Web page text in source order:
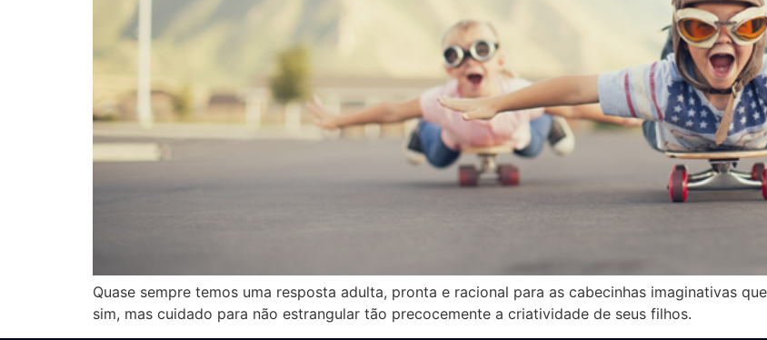
Quase sempre temos uma resposta adulta, pronta e racional para as cabecinhas imaginativas
sim, mas cuidado para não estrangular tão precocemente a criatividade de seus filhos.